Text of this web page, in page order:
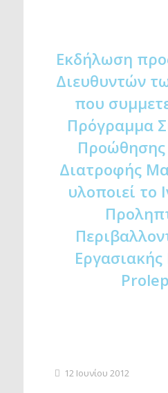
Eκδήλωση
Διευθυντών
που
Πρόγραμμα
Προώθησης
Διατροφής
υλοποιεί το
Εργασιακής
12 Ιουνίου 2012